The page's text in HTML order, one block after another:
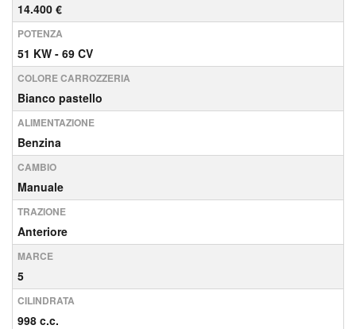
14.400 €
POTENZA
51 KW - 69 CV
COLORE CARROZZERIA
Bianco pastello
ALIMENTAZIONE
Benzina
CAMBIO
Manuale
TRAZIONE
Anteriore
MARCE
5
CILINDRATA
998 c.c.